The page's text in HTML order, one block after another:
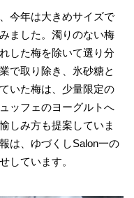
今年は大きめサイズで
ました。濁りのない梅
した梅を除いて選り分
で取り除き、氷砂糖と
いた梅は、少量限定の
ッフェのヨーグルトへ
しみ方も提案していま
は、ゆづくしSalon一の
しています。